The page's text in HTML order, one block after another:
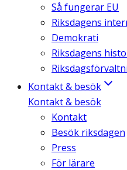
Så fungerar EU
Riksdagens
Demokrati
Riksdagens
Kontakt & besök
Kontakt & besök
Kontakt
Besök riksdagen
Press
För lärare